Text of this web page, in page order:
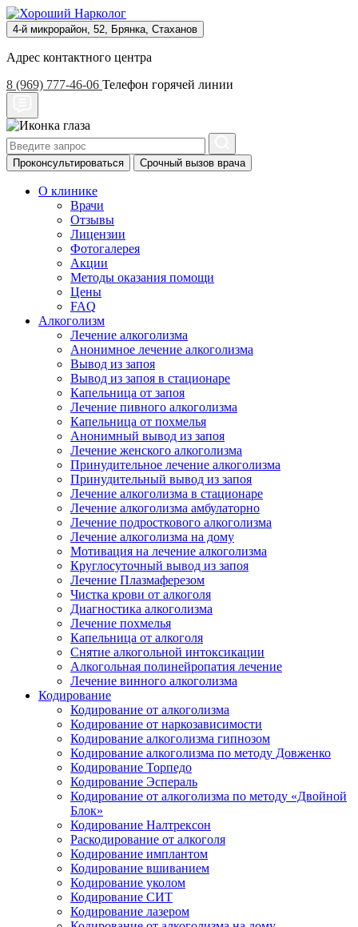
4-й микрорайон, 52, Брянка, Стаханов
Адрес контактного центра
8 (969) 777-46-06 Телефон горячей линии
Проконсультироваться Срочный вызов врача
О клинике
Врачи
Отзывы
Лицензии
Фотогалерея
Акции
Методы оказания помощи
Цены
FAQ
Алкоголизм
Лечение алкоголизма
Анонимное лечение алкоголизма
Вывод из запоя
Вывод из запоя в стационаре
Капельница от запоя
Лечение пивного алкоголизма
Капельница от похмелья
Анонимный вывод из запоя
Лечение женского алкоголизма
Принудительное лечение алкоголизма
Принудительный вывод из запоя
Лечение алкоголизма в стационаре
Лечение алкоголизма амбулаторно
Лечение подросткового алкоголизма
Лечение алкоголизма на дому
Мотивация на лечение алкоголизма
Круглосуточный вывод из запоя
Лечение Плазмаферезом
Чистка крови от алкоголя
Диагностика алкоголизма
Лечение похмелья
Капельница от алкоголя
Снятие алкогольной интоксикации
Алкогольная полинейропатия лечение
Лечение винного алкоголизма
Кодирование
Кодирование от алкоголизма
Кодирование от наркозависимости
Кодирование алкоголизма гипнозом
Кодирование алкоголизма по методу Довженко
Кодирование Торпедо
Кодирование Эспераль
Кодирование от алкоголизма по методу «Двойной
Блок»
Кодирование Налтрексон
Раскодирование от алкоголя
Кодирование имплантом
Кодирование вшиванием
Кодирование уколом
Кодирование СИТ
Кодирование лазером